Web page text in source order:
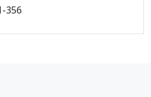
356